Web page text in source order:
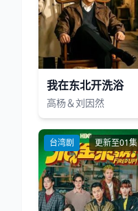
我在东北开洗浴
高杨＆刘因然
台湾剧 更新至01集